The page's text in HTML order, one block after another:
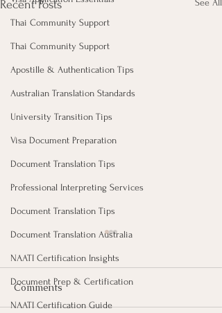
Thai Community Support
Thai Community Support
Apostille & Authentication Tips
Australian Translation Standards
University Transition Tips
Visa Document Preparation
Document Translation Tips
Professional Interpreting Services
Document Translation Tips
Document Translation Australia
NAATI Certification Insights
Document Prep & Certification
NAATI Certification Guide
Recent Posts See All
Comments